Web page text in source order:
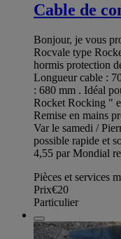
Cable de
Bonjour, je vous
Rocvale type
hormis protection
Longueur cable :
: 680 mm . Idéal
Rocket Rocking "
Remise en mains
Var le samedi /
possible rapide et
4,55 par Mondial
Pièces et services
Prix€20
Particulier